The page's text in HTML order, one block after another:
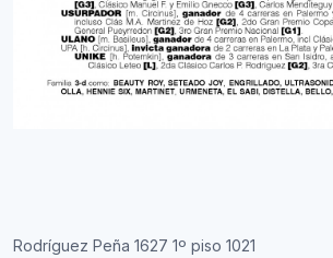
Rodríguez Peña 1627 1º piso 1021